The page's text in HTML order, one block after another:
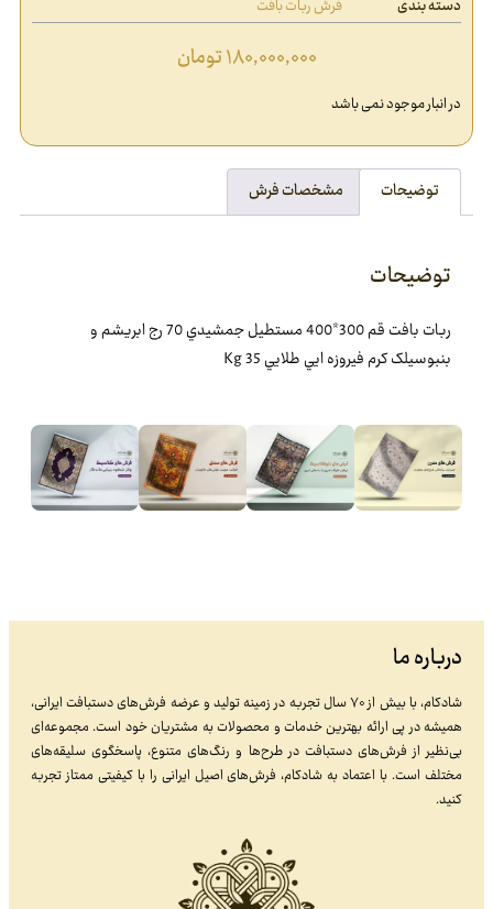
دسته بندی
فرش ربات بافت
۱۸۰,۰۰۰,۰۰۰تومان
در انبار موجود نمی باشد
توضیحات مشخصات فرش
توضیحات
ربات بافت قم 300*400 مستطيل جمشيدي 70 رج ابريشم و
بنبوسيلک کرم فيروزه ايي طلايي 35 Kg
درباره ما
شادکام، با بیش از ۷۰ سال تجربه در زمینه تولید و عرضه فرش‌های دستبافت ایرانی،
همیشه در پی ارائه بهترین خدمات و محصولات به مشتریان خود است. مجموعه‌ای
بی‌نظیر از فرش‌های دستبافت در طرح‌ها و رنگ‌های متنوع، پاسخگوی سلیقه‌های
مختلف است. با اعتماد به شادکام، فرش‌های اصیل ایرانی را با کیفیتی ممتاز تجربه
کنید.